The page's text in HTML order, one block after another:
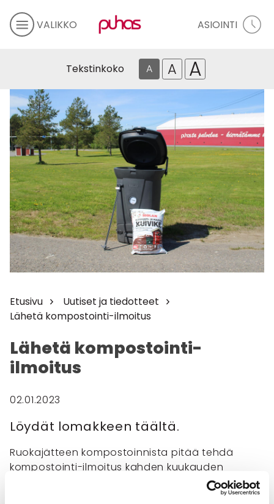
VALIKKO ASIOINTI
Tekstinkoko A A A
Etusivu
Uutiset ja tiedotteet
Lähetä kompostointi-ilmoitus
Lähetä kompostointi-
ilmoitus
02.01.2023
Löydät lomakkeen täältä.
Ruokajätteen kompostoinnista pitää tehdä
kompostointi-ilmoitus kahden kuukauden
kuuluessa kompostoinnin aloittamisesta sekä
myös lopettamisesta. Ilmoitus on voimassa viisi